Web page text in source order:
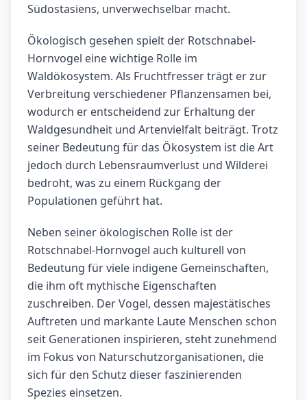
Südostasiens, unverwechselbar macht.
Ökologisch gesehen spielt der Rotschnabel-
Hornvogel eine wichtige Rolle im
Waldökosystem. Als Fruchtfresser trägt er zur
Verbreitung verschiedener Pflanzensamen bei,
wodurch er entscheidend zur Erhaltung der
Waldgesundheit und Artenvielfalt beiträgt. Trotz
seiner Bedeutung für das Ökosystem ist die Art
jedoch durch Lebensraumverlust und Wilderei
bedroht, was zu einem Rückgang der
Populationen geführt hat.
Neben seiner ökologischen Rolle ist der
Rotschnabel-Hornvogel auch kulturell von
Bedeutung für viele indigene Gemeinschaften,
die ihm oft mythische Eigenschaften
zuschreiben. Der Vogel, dessen majestätisches
Auftreten und markante Laute Menschen schon
seit Generationen inspirieren, steht zunehmend
im Fokus von Naturschutzorganisationen, die
sich für den Schutz dieser faszinierenden
Spezies einsetzen.